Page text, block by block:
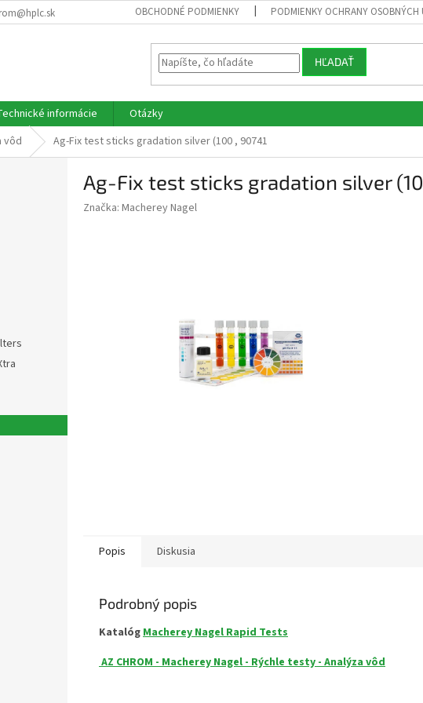
OBCHODNÉ PODMIENKY PODMIENKY OCHRANY OSOBNÝCH
HĽADAŤ
informácie
Otázky
vôd Ag-Fix test sticks gradation silver (100 , 90741
Ag-Fix test sticks gradation silver
Značka: Macherey Nagel
Popis Diskusia
Podrobný popis
KatalógMacherey Nagel Rapid Tests
AZ CHROM - Macherey Nagel - Rýchle testy - Analýza vôd